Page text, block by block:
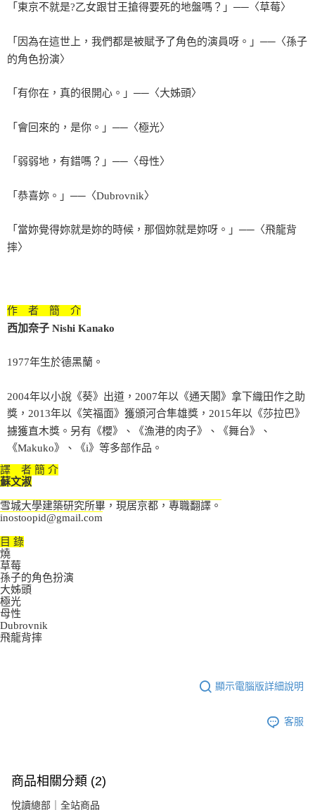
「東京不就是?乙女跟甘王搶得要死的地盤嗎？」──〈草莓〉
「因為在這世上，我們都是被賦予了角色的演員呀。」──〈孫子
的角色扮演〉
「有你在，真的很開心。」──〈大姊頭〉
「會回來的，是你。」──〈極光〉
「弱弱地，有錯嗎？」──〈母性〉
「恭喜妳。」──〈Dubrovnik〉
「當妳覺得妳就是妳的時候，那個妳就是妳呀。」──〈飛龍背
摔〉
作 者 簡 介
西加奈子 Nishi Kanako
1977年生於德黑蘭。
2004年以小說《葵》出道，2007年以《通天閣》拿下織田作之助
獎，2013年以《笑福面》獲頒河合隼雄獎，2015年以《莎拉巴》
擄獲直木獎。另有《櫻》、《漁港的肉子》、《舞台》、
《Makuko》、《i》等多部作品。
譯 者 簡 介
蘇文淑
雪城大學建築研究所畢，現居京都，專職翻譯。
inostoopid@gmail.com
目 錄
燒
草莓
孫子的角色扮演
大姊頭
極光
母性
Dubrovnik
飛龍背摔
顯示電腦版詳細說明
客服
商品相關分類 (2)
悅讀總部｜全站商品